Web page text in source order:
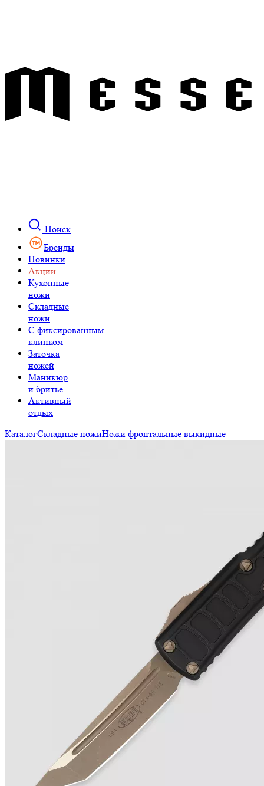
Поиск
Бренды
Новинки
Акции
Кухонные
ножи
Складные
ножи
C фиксированным
клинком
Заточка
ножей
Маникюр
и бритье
Активный
отдых
КаталогСкладные ножиНожи фронтальные выкидные